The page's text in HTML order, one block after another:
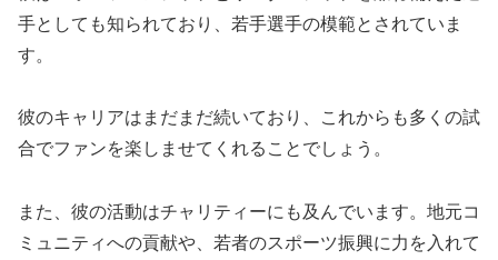
手としても知られており、若手選手の模範とされていま
す。
彼のキャリアはまだまだ続いており、これからも多くの試
合でファンを楽しませてくれることでしょう。
また、彼の活動はチャリティーにも及んでいます。地元コ
ミュニティへの貢献や、若者のスポーツ振興に力を入れて